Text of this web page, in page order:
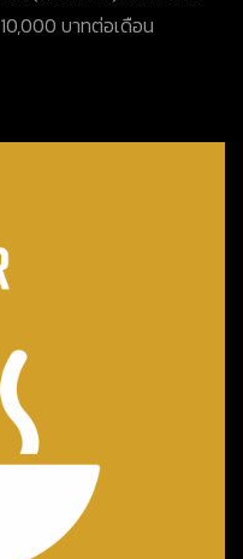
บาทต่อเดือน